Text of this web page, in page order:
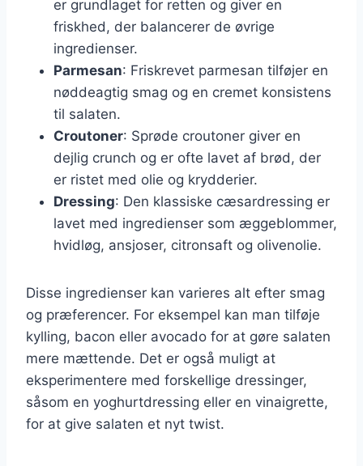
er grundlaget for retten og giver en
friskhed, der balancerer de øvrige
ingredienser.
Parmesan: Friskrevet parmesan tilføjer en
nøddeagtig smag og en cremet konsistens
til salaten.
Croutoner: Sprøde croutoner giver en
dejlig crunch og er ofte lavet af brød, der
er ristet med olie og krydderier.
Dressing: Den klassiske cæsardressing er
lavet med ingredienser som æggeblommer,
hvidløg, ansjoser, citronsaft og olivenolie.
Disse ingredienser kan varieres alt efter smag
og præferencer. For eksempel kan man tilføje
kylling, bacon eller avocado for at gøre salaten
mere mættende. Det er også muligt at
eksperimentere med forskellige dressinger,
såsom en yoghurtdressing eller en vinaigrette,
for at give salaten et nyt twist.